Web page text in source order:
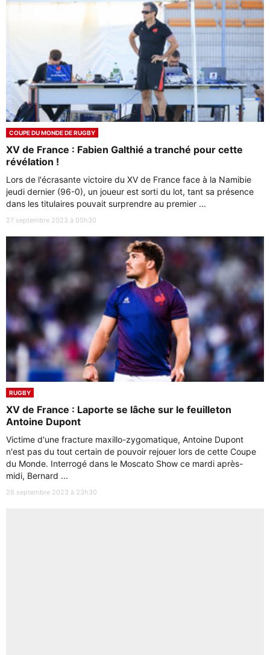
COUPE DU MONDE DE RUGBY
XV de France : Fabien Galthié a tranché pour cette
révélation !
Lors de l'écrasante victoire du XV de France face à la Namibie
jeudi dernier (96-0), un joueur est sorti du lot, tant sa présence
dans les titulaires pouvait surprendre au premier ...
27 septembre 2023 à 00h30
RUGBY
XV de France : Laporte se lâche sur le feuilleton
Antoine Dupont
Victime d'une fracture maxillo-zygomatique, Antoine Dupont
n'est pas du tout certain de pouvoir rejouer lors de cette Coupe
du Monde. Interrogé dans le Moscato Show ce mardi après-
midi, Bernard ...
26 septembre 2023 à 23h30